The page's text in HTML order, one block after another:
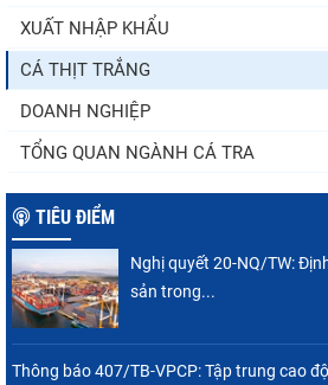
sàng cho chuỗi...
XUẤT NHẬP KHẨU
CÁ THỊT TRẮNG
DOANH NGHIỆP
TỔNG QUAN NGÀNH CÁ TRA
TIÊU ĐIỂM
Nghị quyết 20-NQ/TW:
sản trong...
Thông báo 407/TB-VPCP: Tập trung cao